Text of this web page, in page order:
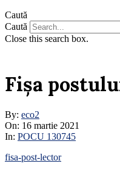
Caută
Caută
Close this search box.
Fișa
By: eco2
On: 16 martie 2021
In: POCU 130745
fisa-post-lector